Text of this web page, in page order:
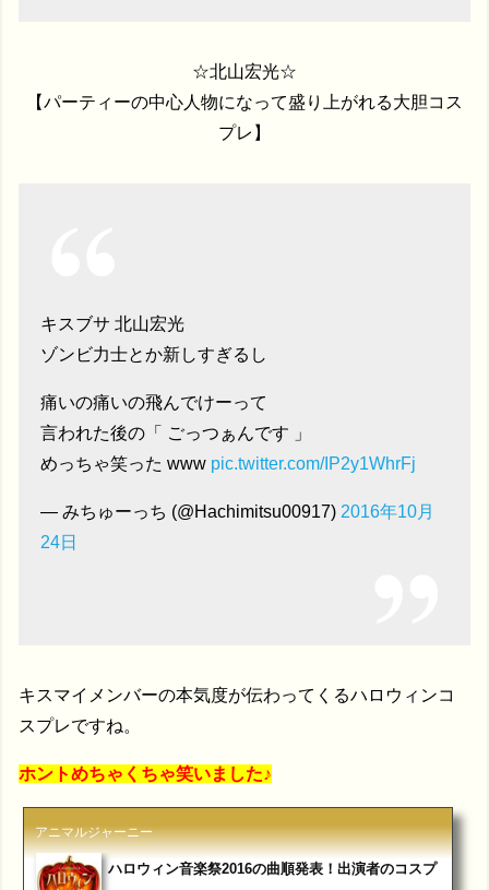
☆北山宏光☆
【パーティーの中心人物になって盛り上がれる大胆コス
プレ】
キスブサ 北山宏光
ゾンビ力士とか新しすぎるし
痛いの痛いの飛んでけーって
言われた後の「 ごっつぁんです 」
めっちゃ笑った www pic.twitter.com/IP2y1WhrFj
— みちゅーっち (@Hachimitsu00917) 2016年10月
24日
キスマイメンバーの本気度が伝わってくるハロウィンコ
スプレですね。
ホントめちゃくちゃ笑いました♪
アニマルジャーニー
ハロウィン音楽祭2016の曲順発表！出演者のコスプ